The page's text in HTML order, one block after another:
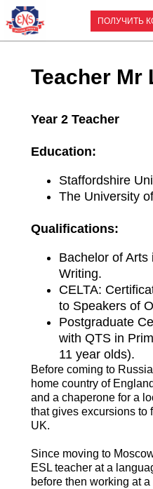
ПОЛУЧИТЬ
Teacher Mr
Year 2 Teacher
Education:
Staffordshire
The University
Qualifications:
Bachelor of
Writing.
CELTA:
to Speakers of
Postgraduate
with QTS in
11 year olds).
Before coming to
home country of
and a chaperone for a
that gives excursions to
UK.
Since moving to
ESL teacher at a
before then working at